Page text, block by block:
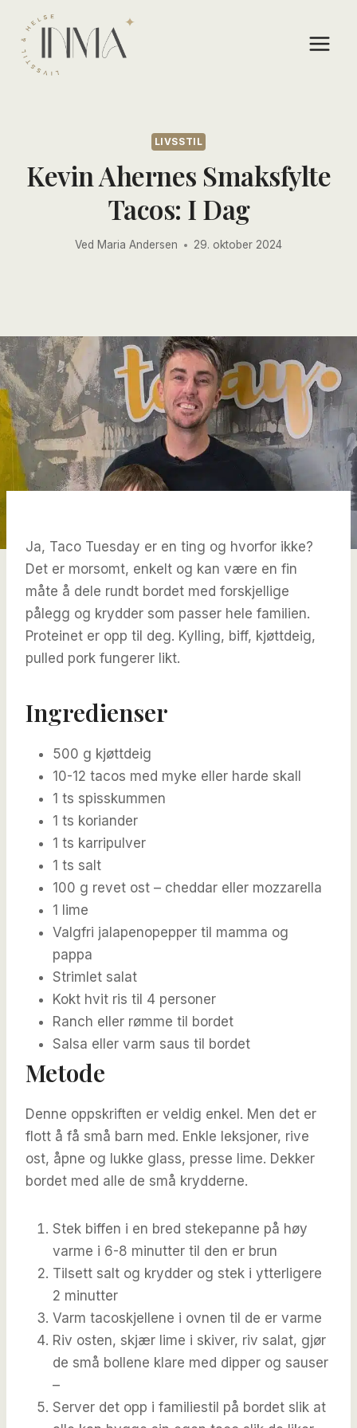
content
LIVSSTIL
Kevin Ahernes Smaksfylte
Tacos: I Dag
Ved Maria Andersen 29. oktober 2024
Ja, Taco Tuesday er en ting og hvorfor ikke?
Det er morsomt, enkelt og kan være en fin
måte å dele rundt bordet med forskjellige
pålegg og krydder som passer hele familien.
Proteinet er opp til deg. Kylling, biff, kjøttdeig,
pulled pork fungerer likt.
Ingredienser
500 g kjøttdeig
10-12 tacos med myke eller harde skall
1 ts spisskummen
1 ts koriander
1 ts karripulver
1 ts salt
100 g revet ost – cheddar eller mozzarella
1 lime
Valgfri jalapenopepper til mamma og
pappa
Strimlet salat
Kokt hvit ris til 4 personer
Ranch eller rømme til bordet
Salsa eller varm saus til bordet
Metode
Denne oppskriften er veldig enkel. Men det er
flott å få små barn med. Enkle leksjoner, rive
ost, åpne og lukke glass, presse lime. Dekker
bordet med alle de små krydderne.
Stek biffen i en bred stekepanne på høy
varme i 6-8 minutter til den er brun
Tilsett salt og krydder og stek i ytterligere
2 minutter
Varm tacoskjellene i ovnen til de er varme
Riv osten, skjær lime i skiver, riv salat, gjør
de små bollene klare med dipper og sauser
–
Server det opp i familiestil på bordet slik at